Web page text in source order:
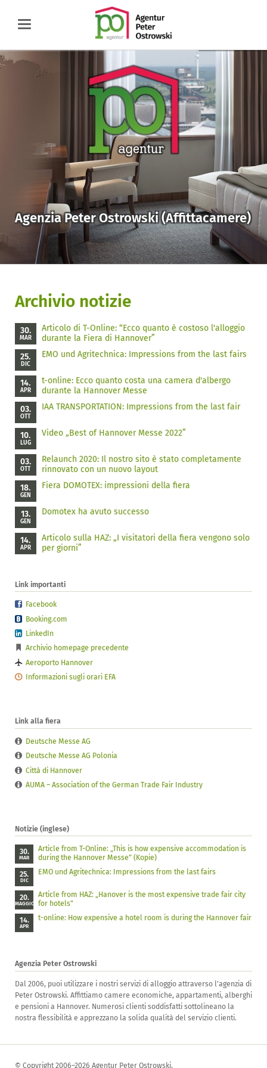
Agenzia Peter Ostrowski (Affittacamere)
Archivio notizie
30.
MAR
Articolo di T-Online: “Ecco quanto è costoso l'alloggio
durante la Fiera di Hannover”
25.
DIC
EMO und Agritechnica: Impressions from the last fairs
14.
APR
t-online: Ecco quanto costa una camera d'albergo
durante la Hannover Messe
03.
OTT
IAA TRANSPORTATION: Impressions from the last fair
10.
LUG
Video „Best of Hannover Messe 2022”
03.
OTT
Relaunch 2020: Il nostro sito è stato completamente
rinnovato con un nuovo layout
18.
GEN
Fiera DOMOTEX: impressioni della fiera
13.
GEN
Domotex ha avuto successo
14.
APR
Articolo sulla HAZ: „I visitatori della fiera vengono solo
per giorni”
Link importanti
Facebook
Booking.com
LinkedIn
Archivio homepage precedente
Aeroporto Hannover
Informazioni sugli orari EFA
Link alla fiera
Deutsche Messe AG
Deutsche Messe AG Polonia
Città di Hannover
AUMA – Association of the German Trade Fair Industry
Notizie (inglese)
30.
MAR
Article from T-Online: „This is how expensive accommodation is
during the Hannover Messe” (Kopie)
25.
DIC
EMO und Agritechnica: Impressions from the last fairs
20.
MAGGIO
Article from HAZ: „Hanover is the most expensive trade fair city
for hotels”
14.
APR
t-online: How expensive a hotel room is during the Hannover fair
Agenzia Peter Ostrowski
Dal 2006, puoi utilizzare i nostri servizi di alloggio attraverso l’agenzia di
Peter Ostrowski. Affittiamo camere economiche, appartamenti, alberghi
e pensioni a Hannover. Numerosi clienti soddisfatti sottolineano la
nostra flessibilità e apprezzano la solida qualità del servizio clienti.
© Copyright 2006–2026 Agentur Peter Ostrowski.